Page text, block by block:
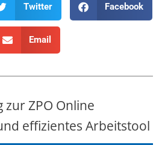
Twitter Facebook
Email
zur ZPO Online
effizientes Arbeitstool